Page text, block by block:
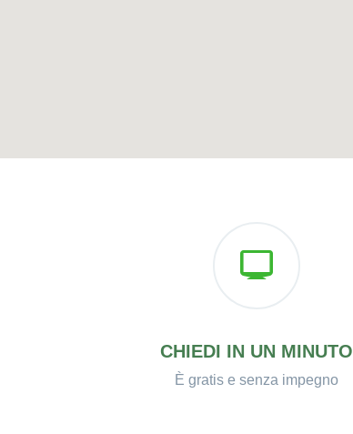
CHIEDI IN UN MINUTO
È gratis e senza impegno